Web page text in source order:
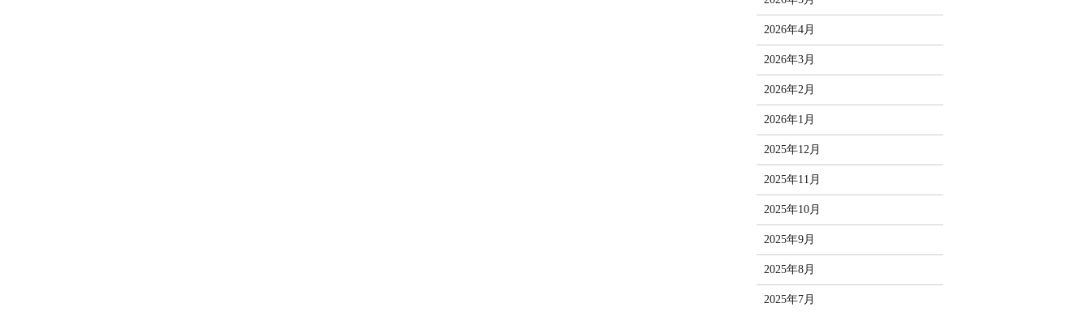
2026年4月
2026年3月
2026年2月
2026年1月
2025年12月
2025年11月
2025年10月
2025年9月
2025年8月
2025年7月